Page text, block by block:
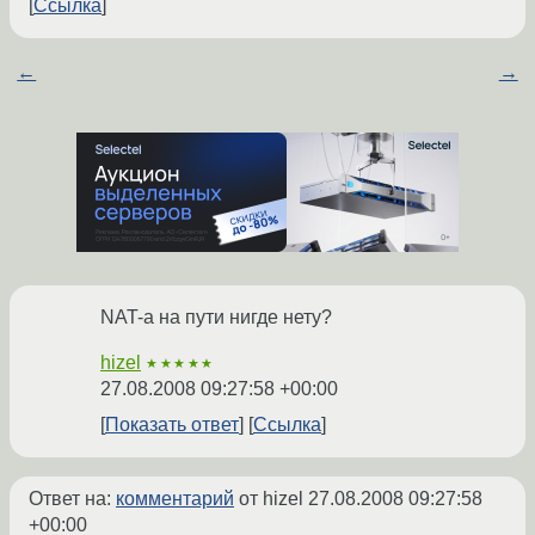
Ссылка
← →
NAT-а на пути нигде нету?
hizel ★★★★★
27.08.2008 09:27:58 +00:00
Показать ответ
Ссылка
Ответ на: комментарий от hizel 27.08.2008 09:27:58
+00:00